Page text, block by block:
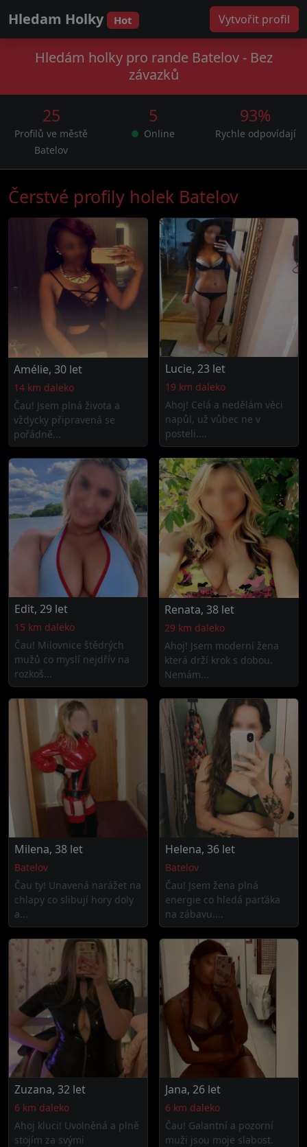
Hledam Holky Hot Vytvořit profil
Hledám holky pro rande Batelov - Bez
závazků
25
Profilů ve městě
Batelov
5
Online
93%
Rychle odpovídají
Čerstvé profily holek Batelov
Amélie, 30 let
14 km daleko
Čau! Jsem plná života a
vždycky připravená se
pořádně...
Lucie, 23 let
19 km daleko
Ahoj! Celá a nedělám věci
napůl, už vůbec ne v
posteli....
Edit, 29 let
15 km daleko
Čau! Milovnice štědrých
mužů co myslí nejdřív na
rozkoš...
Renata, 38 let
29 km daleko
Ahoj! Jsem moderní žena
která drží krok s dobou.
Nemám...
Milena, 38 let
Batelov
Čau ty! Unavená narážet na
chlapy co slibují hory doly
a...
Helena, 36 let
Batelov
Čau! Jsem žena plná
energie co hledá parťáka
na zábavu....
Zuzana, 32 let
6 km daleko
Ahoj kluci! Uvolněná a plně
stojím za svými
Jana, 26 let
6 km daleko
Čau! Galantní a pozorní
muži jsou moje slabost.